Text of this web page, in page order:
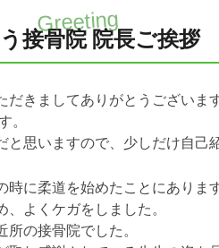
接骨院 院長ご挨拶
きましてありがとうございます
。
思いますので、少しだけ自己
に柔道を始めたことにあります
よくケガをしました。
の接骨院でした。